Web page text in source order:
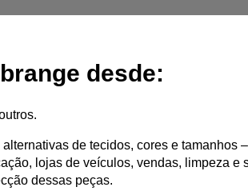
desde:
de tecidos, cores e
lojas de veículos, vendas, limpeza
dessas peças.